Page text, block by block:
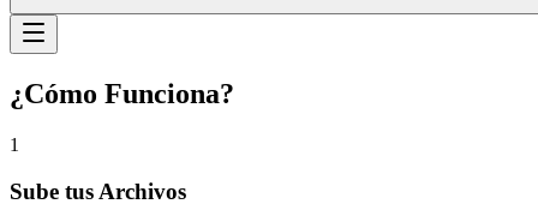
¿Cómo Funciona?
1
Sube tus Archivos